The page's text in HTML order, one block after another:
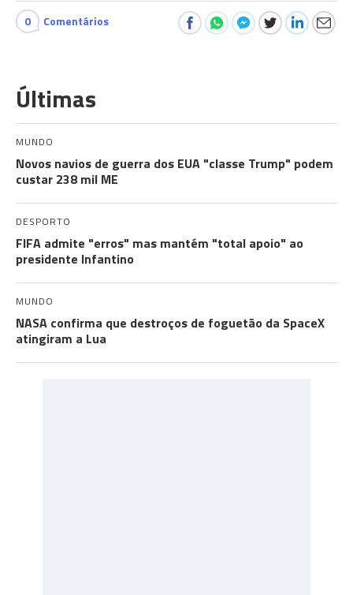
0 Comentários
Últimas
MUNDO
Novos navios de guerra dos EUA "classe Trump" podem
custar 238 mil ME
DESPORTO
FIFA admite "erros" mas mantém "total apoio" ao
presidente Infantino
MUNDO
NASA confirma que destroços de foguetão da SpaceX
atingiram a Lua